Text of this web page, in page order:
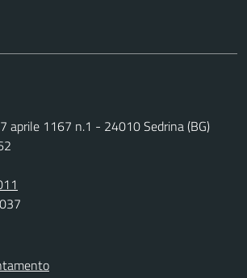
aprile 1167 n.1 - 24010 Sedrina (BG)